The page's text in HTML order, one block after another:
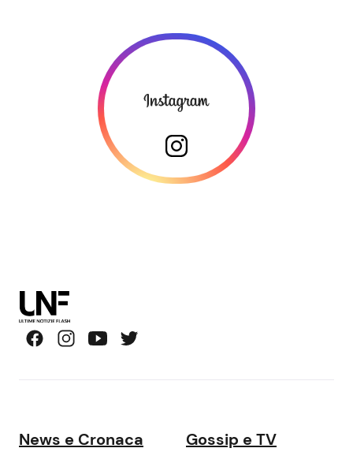
News e Cronaca Gossip e TV